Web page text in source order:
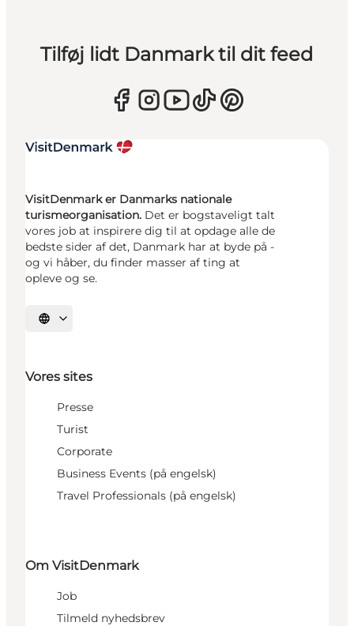
Tilføj lidt Danmark til dit feed
VisitDenmark er Danmarks nationale
turismeorganisation. Det er bogstaveligt talt
vores job at inspirere dig til at opdage alle de
bedste sider af det, Danmark har at byde på -
og vi håber, du finder masser af ting at
opleve og se.
Vælg sprog
Vores sites
Presse
Turist
Corporate
Business Events (på engelsk)
Travel Professionals (på engelsk)
Om VisitDenmark
Job
Tilmeld nyhedsbrev